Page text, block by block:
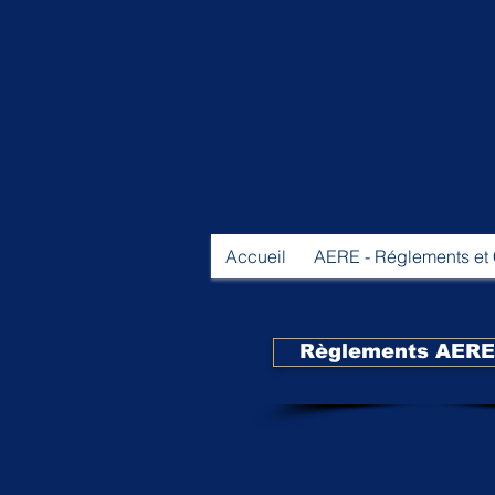
Accueil AERE - Réglements et
Règlements